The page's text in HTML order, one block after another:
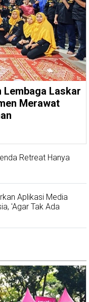
Lembaga Laskar
Merawat
Retreat Hanya
Aplikasi Media
'Agar Tak Ada